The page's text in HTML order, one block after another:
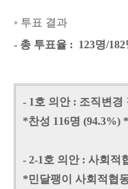
◦ 투표 결과
- 총 투표율 : 123명/182
- 1호 의안 : 조직변경
*찬성 116명 (94.3%)
- 2-1호 의안 : 사회적
*민달팽이 사회적협